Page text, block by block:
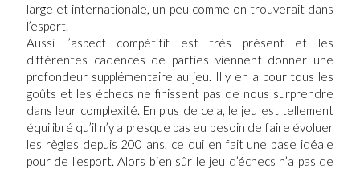
large et internationale, un peu comme on trouverait dans
l’esport.
Aussi l’aspect compétitif est très présent et les
différentes cadences de parties viennent donner une
profondeur supplémentaire au jeu. Il y en a pour tous les
goûts et les échecs ne finissent pas de nous surprendre
dans leur complexité. En plus de cela, le jeu est tellement
équilibré qu’il n’y a presque pas eu besoin de faire évoluer
les règles depuis 200 ans, ce qui en fait une base idéale
pour de l’esport. Alors bien sûr le jeu d’échecs n’a pas de